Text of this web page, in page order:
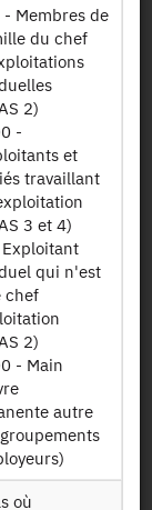
- 2016
2003,
1981, 1980,
Membres de
du chef
2)
-
et
travaillant
3 et 4)
qui n'est
chef
2)
- Main
autre